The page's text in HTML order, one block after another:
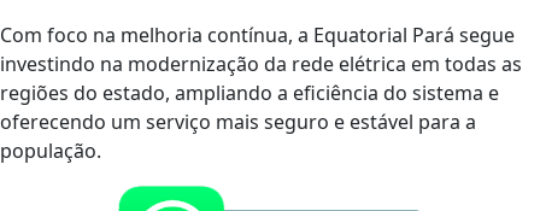
Com foco na melhoria contínua, a Equatorial Pará segue
investindo na modernização da rede elétrica em todas as
regiões do estado, ampliando a eficiência do sistema e
oferecendo um serviço mais seguro e estável para a
população.